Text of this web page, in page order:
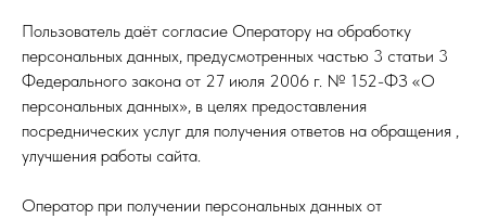
Пользователь даёт согласие Оператору на обработку
персональных данных, предусмотренных частью 3 статьи 3
Федерального закона от 27 июля 2006 г. № 152-ФЗ «О
персональных данных», в целях предоставления
посреднических услуг для получения ответов на обращения ,
улучшения работы сайта.
Оператор при получении персональных данных от